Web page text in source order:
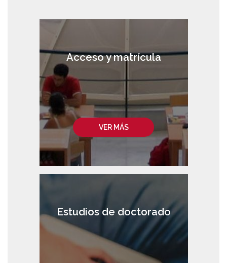
VER MÁS
Acceso y matrícula
Estudios de doctorado